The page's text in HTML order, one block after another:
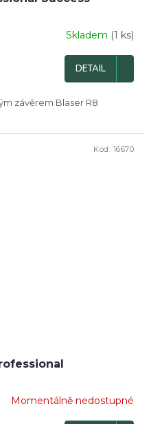
Skladem (1 ks)
DETAIL
závěrem Blaser R8
Momentálně nedostupné
Kód: 16670